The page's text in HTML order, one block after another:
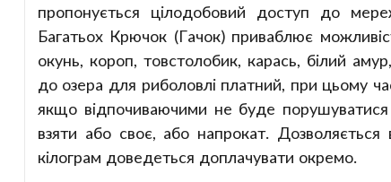
пропонується цілодобовий доступ до
Багатьох Крючок (Гачок) приваблює
окунь, короп, товстолобик, карась, білий
до озера для риболовлі платний, при цьому
якщо відпочиваючими не буде
взяти або своє, або напрокат.
кілограм доведеться доплачувати окремо.